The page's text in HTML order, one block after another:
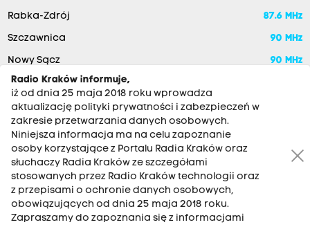
Rabka-Zdrój 87.6 MHz
Szczawnica 90 MHz
Nowy Sącz 90 MHz
RADIO KRAKÓW SA. Aleja Juliusza Słowackiego 22, 30-007
Kraków
Antena: 12 200 33 33
Radio Kraków informuje,
iż od dnia 25 maja 2018 roku wprowadza
aktualizację polityki prywatności i zabezpieczeń w
zakresie przetwarzania danych osobowych.
Niniejsza informacja ma na celu zapoznanie
osoby korzystające z Portalu Radia Kraków oraz
słuchaczy Radia Kraków ze szczegółami
stosowanych przez Radio Kraków technologii oraz
z przepisami o ochronie danych osobowych,
obowiązujących od dnia 25 maja 2018 roku.
Zapraszamy do zapoznania się z informacjami